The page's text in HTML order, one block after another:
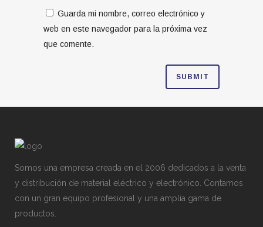
Guarda mi nombre, correo electrónico y
web en este navegador para la próxima vez
que comente.
Somos una empresa creada en el 2006 dedicados a la venta
y distribución de material eléctrico y electrónico. Contamos
con un gran equipo profesional y una amplia gama de
productos.